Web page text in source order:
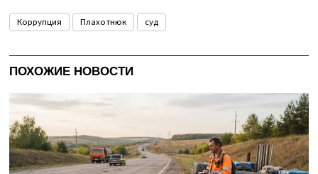
Коррупция Плахотнюк суд
ПОХОЖИЕ НОВОСТИ